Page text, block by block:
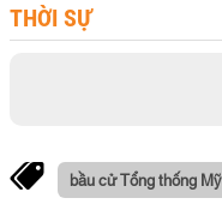
THỜI SỰ
bầu cử Tổng thống Mỹ